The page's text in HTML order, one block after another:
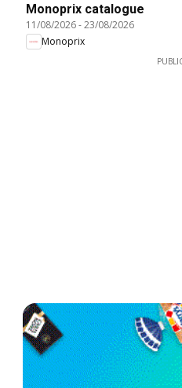
Monoprix catalogue
11/08/2026-23/08/2026
Monoprix